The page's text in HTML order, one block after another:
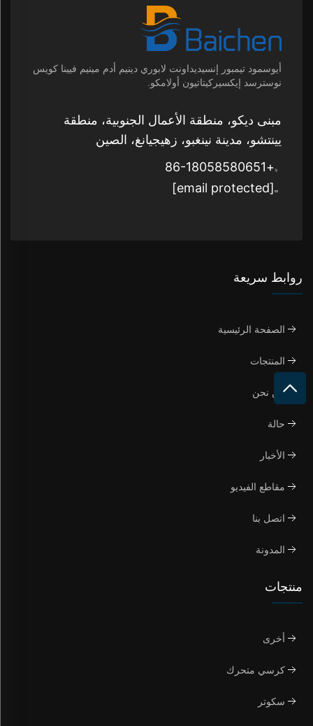
أيوسمود تيمبور إنسيديداونت لابوري دينيم أدم مينيم فيينا كويس
نوسترسد إيكسيركيتاتيون أولامكو.
مبنى ديكو، منطقة الأعمال الجنوبية، منطقة
يينتشو، مدينة نينغبو، زهيجيانغ، الصين
+86-18058580651
[email protected]
روابط سريعة
الصفحة الرئيسية
المنتجات
من نحن
حالة
الأخبار
مقاطع الفيديو
اتصل بنا
المدونة
منتجات
أخرى
كرسي متحرك
سكوتر